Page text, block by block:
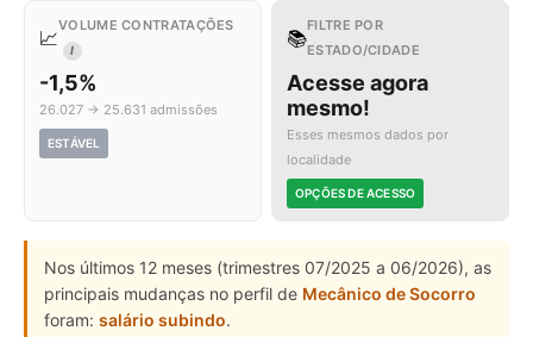
📈
VOLUME CONTRATAÇÕES
I
-1,5%
26.027 → 25.631 admissões
ESTÁVEL
📚
FILTRE POR
ESTADO/CIDADE
Acesse agora
mesmo!
Esses mesmos dados por
localidade
OPÇÕES DE ACESSO
Nos últimos 12 meses (trimestres 07/2025 a 06/2026), as
principais mudanças no perfil de Mecânico de Socorro
foram: salário subindo.